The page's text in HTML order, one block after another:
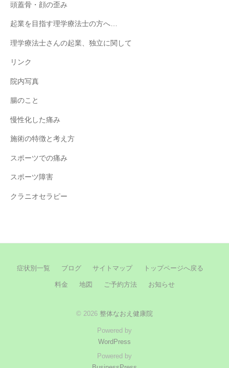
頭蓋骨・顔の歪み
起業を目指す理学療法士の方へ…
理学療法士さんの起業、独立に関して
リンク
院内写真
腸のこと
慢性化した痛み
施術の特徴と考え方
スポーツでの痛み
スポーツ障害
クラニオセラピー
症状別一覧 ブログ サイトマップ トップページへ戻る
料金 地図 ご予約方法 お知らせ
© 2026 整体なおえ健康院
Powered by
WordPress
Powered by